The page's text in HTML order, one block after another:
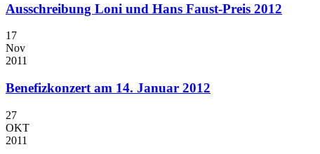
Ausschreibung Loni und Hans Faust-Preis 2012
17
Nov
2011
Benefizkonzert am 14. Januar 2012
27
OKT
2011